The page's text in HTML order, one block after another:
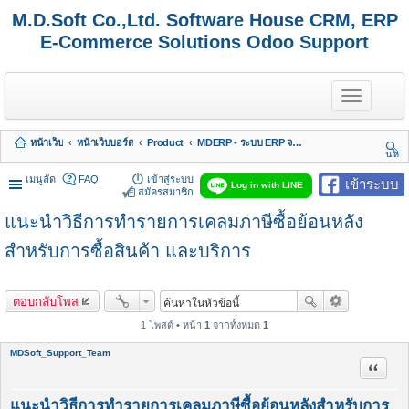
M.D.Soft Co.,Ltd. Software House CRM, ERP
E-Commerce Solutions Odoo Support
T
o
g
e
n
a
i
g
หน้าเว็บ หน้าเว็บบอร์ด Product
MDERP - ระบบ ERP จาก MDSoft พร้อมบริการ
นห
า
เมนูลัด
เข้าระบบ
Log in with LINE
FAQ
เข้าสู่ระบบ
สมัครสมาชิก
แนะนำวิธีการทำรายการเคลมภาษีซื้อย้อนหลัง
สำหรับการซื้อสินค้า และบริการ
ตอบกลับโพส
1 โพสต์ • หน้า 1 จากทั้งหมด 1
MDSoft_Support_Team
อ้างคำ